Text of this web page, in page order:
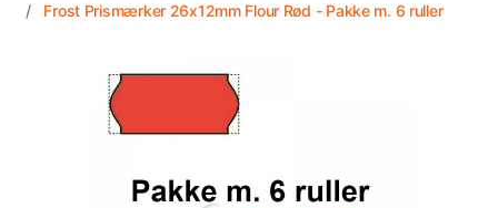
Frost Prismærker 26x12mm Flour Rød - Pakke m. 6 ruller